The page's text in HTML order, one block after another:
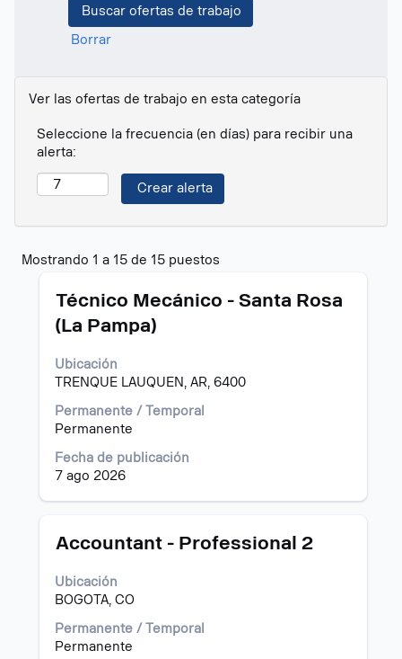
Borrar
Ver las ofertas de trabajo en esta categoría
Seleccione la frecuencia (en días) para recibir una
alerta:
Mostrando 1 a 15 de 15 puestos
búsqueda
a
navegar
Título
Técnico Mecánico - Santa Rosa
(La Pampa)
Ubicación
TRENQUE LAUQUEN, AR, 6400
Permanente / Temporal
Permanente
Fecha de publicación
7 ago 2026
Utilice
barra
para
ver
el
contenido
de
la
Título
Accountant - Professional 2
Ubicación
BOGOTA, CO
Permanente / Temporal
Permanente
Utilice
barra
espaciadora
ver
el